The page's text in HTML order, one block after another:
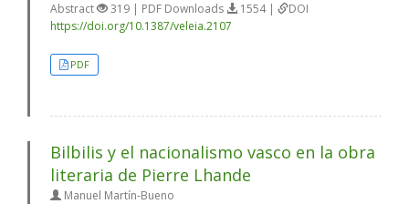
Abstract
319 | PDF Downloads 1554 |
DOI
https://doi.org/10.1387/veleia.2107
PDF
Bilbilis y el nacionalismo vasco en la obra
literaria de Pierre Lhande
Manuel Martín-Bueno